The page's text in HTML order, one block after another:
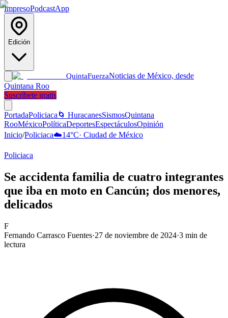
ImpresoPodcastApp
Edición
QuintaFuerzaNoticias de México, desde
Quintana Roo
Suscríbete gratis
PortadaPoliciaca 🌀 HuracanesSismosQuintana
RooMéxicoPolíticaDeportesEspectáculosOpinión
Inicio/Policiaca☁️14°C· Ciudad de México
Policiaca
Se accidenta familia de cuatro integrantes
que iba en moto en Cancún; dos menores,
delicados
F
Fernando Carrasco Fuentes·27 de noviembre de 2024·3 min de
lectura